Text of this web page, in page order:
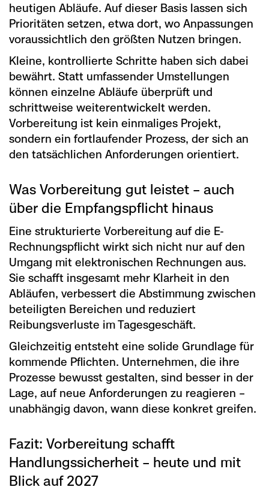
heutigen Abläufe. Auf dieser Basis lassen sich
Prioritäten setzen, etwa dort, wo Anpassungen
voraussichtlich den größten Nutzen bringen.
Kleine, kontrollierte Schritte haben sich dabei
bewährt. Statt umfassender Umstellungen
können einzelne Abläufe überprüft und
schrittweise weiterentwickelt werden.
Vorbereitung ist kein einmaliges Projekt,
sondern ein fortlaufender Prozess, der sich an
den tatsächlichen Anforderungen orientiert.
Was Vorbereitung gut leistet – auch
über die Empfangspflicht hinaus
Eine strukturierte Vorbereitung auf die E-
Rechnungspflicht wirkt sich nicht nur auf den
Umgang mit elektronischen Rechnungen aus.
Sie schafft insgesamt mehr Klarheit in den
Abläufen, verbessert die Abstimmung zwischen
beteiligten Bereichen und reduziert
Reibungsverluste im Tagesgeschäft.
Gleichzeitig entsteht eine solide Grundlage für
kommende Pflichten. Unternehmen, die ihre
Prozesse bewusst gestalten, sind besser in der
Lage, auf neue Anforderungen zu reagieren –
unabhängig davon, wann diese konkret greifen.
Fazit: Vorbereitung schafft
Handlungssicherheit – heute und mit
Blick auf 2027